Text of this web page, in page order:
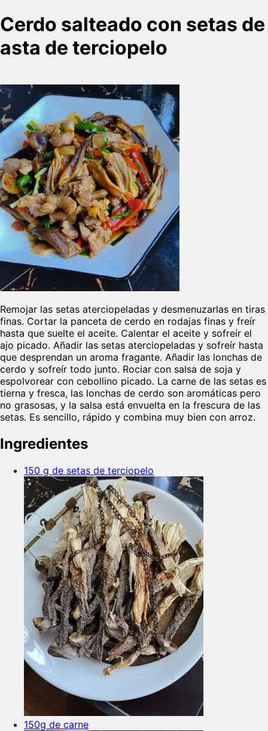
Cerdo salteado con setas de
asta de terciopelo
Remojar las setas aterciopeladas y desmenuzarlas en tiras
finas. Cortar la panceta de cerdo en rodajas finas y freír
hasta que suelte el aceite. Calentar el aceite y sofreír el
ajo picado. Añadir las setas aterciopeladas y sofreír hasta
que desprendan un aroma fragante. Añadir las lonchas de
cerdo y sofreír todo junto. Rociar con salsa de soja y
espolvorear con cebollino picado. La carne de las setas es
tierna y fresca, las lonchas de cerdo son aromáticas pero
no grasosas, y la salsa está envuelta en la frescura de las
setas. Es sencillo, rápido y combina muy bien con arroz.
Ingredientes
150 g de setas de terciopelo
150g de carne